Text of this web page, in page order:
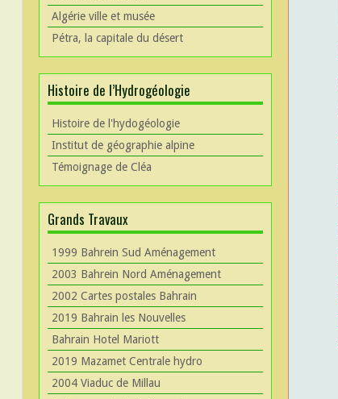
Algérie ville et musée
Pétra, la capitale du désert
Histoire de l’Hydrogéologie
Histoire de l'hydogéologie
Institut de géographie alpine
Témoignage de Cléa
Grands Travaux
1999 Bahrein Sud Aménagement
2003 Bahrein Nord Aménagement
2002 Cartes postales Bahrain
2019 Bahrain les Nouvelles
Bahrain Hotel Mariott
2019 Mazamet Centrale hydro
2004 Viaduc de Millau